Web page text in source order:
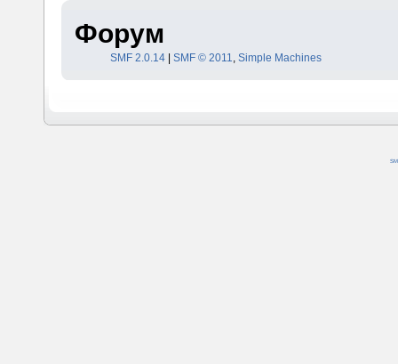
Форум
SMF 2.0.14| SMF © 2011 Simple Machines